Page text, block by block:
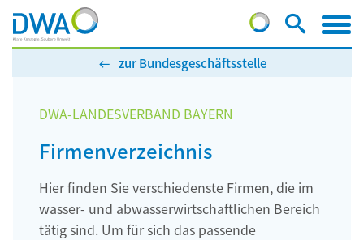
zur Bundesgeschäftsstelle
DWA-LANDESVERBAND BAYERN
Firmenverzeichnis
Hier finden Sie verschiedenste Firmen, die im
wasser- und abwasserwirtschaftlichen Bereich
tätig sind. Um für sich das passende